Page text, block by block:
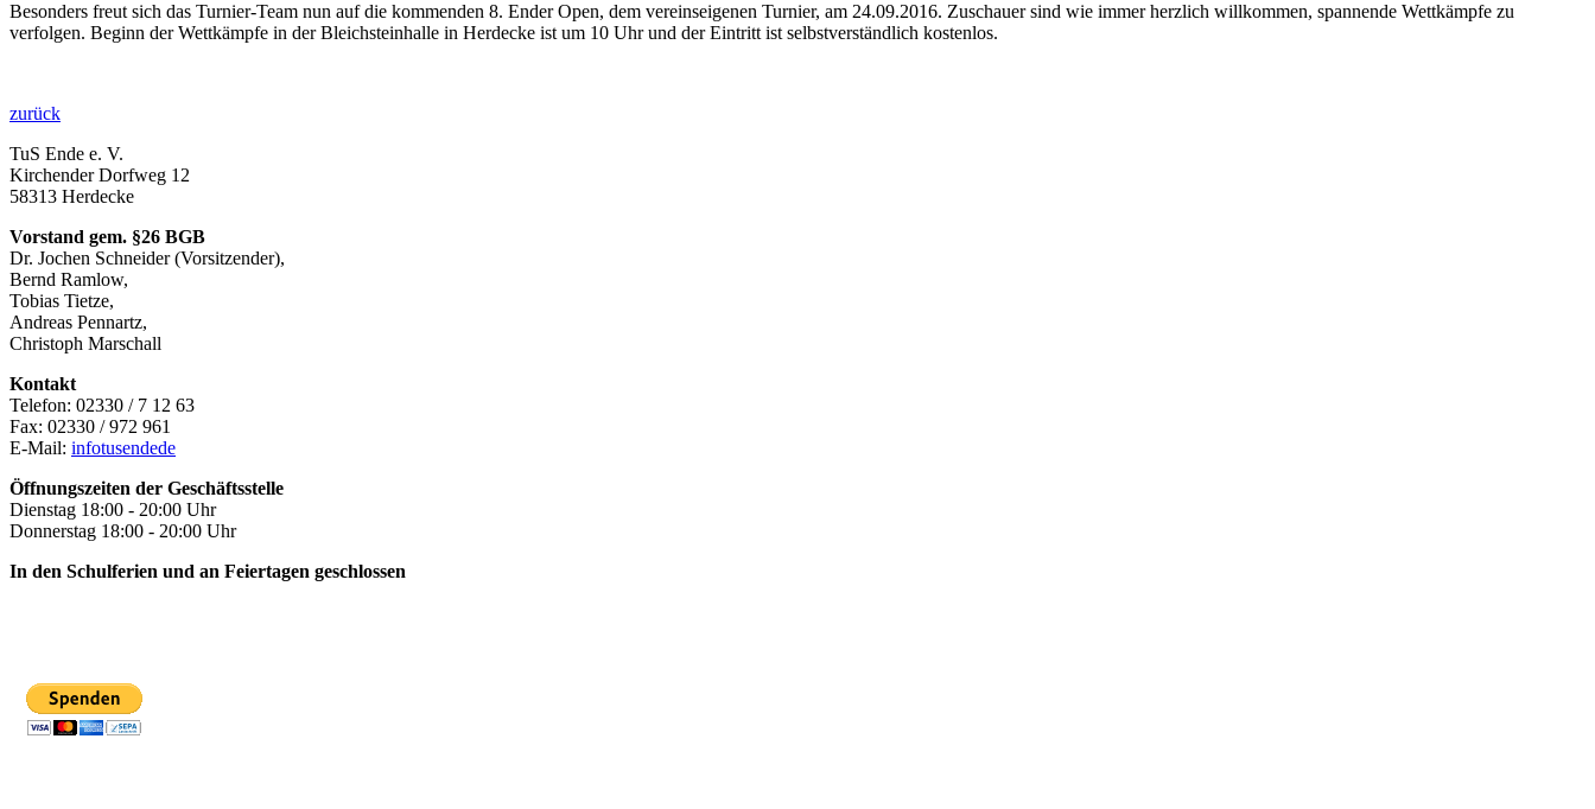
Besonders freut sich das Turnier-Team nun auf die kommenden 8. Ender Open, dem vereinseigenen Turnier, am 24.09.2016. Zuschauer sind wie immer herzlich willkommen, spannende Wettkämpfe zu
verfolgen. Beginn der Wettkämpfe in der Bleichsteinhalle in Herdecke ist um 10 Uhr und der Eintritt ist selbstverständlich kostenlos.
zurück
TuS Ende e. V.
Kirchender Dorfweg 12
58313 Herdecke
Vorstand gem. §26 BGB
Dr. Jochen Schneider (Vorsitzender),
Bernd Ramlow,
Tobias Tietze,
Andreas Pennartz,
Christoph Marschall
Kontakt
Telefon: 02330 / 7 12 63
Fax: 02330 / 972 961
E-Mail: infotusendede
Öffnungszeiten der Geschäftsstelle
Dienstag 18:00 - 20:00 Uhr
Donnerstag 18:00 - 20:00 Uhr
In den Schulferien und an Feiertagen geschlossen